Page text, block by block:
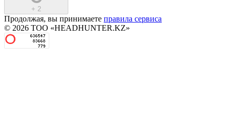
+ 2
Продолжая, вы принимаете правила сервиса
© 2026 ТОО «HEADHUNTER.KZ»